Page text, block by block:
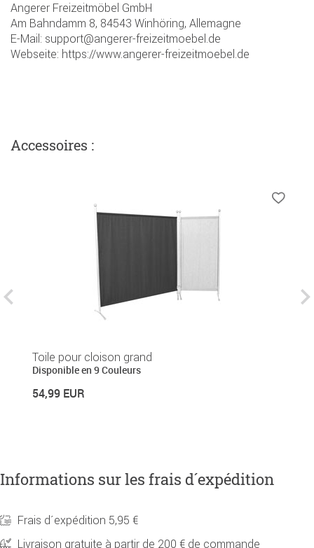
Angerer Freizeitmöbel GmbH
Am Bahndamm 8, 84543 Winhöring, Allemagne
E-Mail: support@angerer-freizeitmoebel.de
Webseite: https://www.angerer-freizeitmoebel.de
Accessoires :
Toile pour cloison grand
Disponible en 9 Couleurs
54,99 EUR
Informations sur les frais d´expédition
Frais d´expédition 5,95 €
Livraison gratuite à partir de 200 € de commande